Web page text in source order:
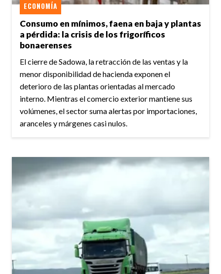
Consumo en mínimos, faena en baja y plantas
a pérdida: la crisis de los frigoríficos
bonaerenses
ECONOMÍA
El cierre de Sadowa, la retracción de las ventas y la
menor disponibilidad de hacienda exponen el
deterioro de las plantas orientadas al mercado
interno. Mientras el comercio exterior mantiene sus
volúmenes, el sector suma alertas por importaciones,
aranceles y márgenes casi nulos.